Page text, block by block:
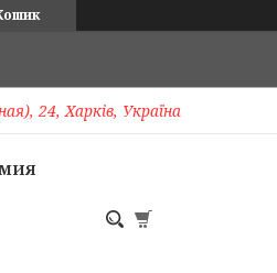
24, Харків, Україна